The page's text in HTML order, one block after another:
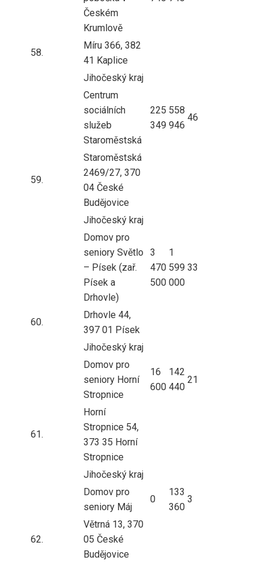
Českém
Krumlově
58.
Míru 366, 382
41 Kaplice
Jihočeský kraj
Centrum
sociálních
služeb
Staroměstská
225
349
558
946
46
59.
Staroměstská
2469/27, 370
04 České
Budějovice
Jihočeský kraj
Domov pro
seniory Světlo
– Písek (zař.
Písek a
Drhovle)
3
470
500
1
599
000
33
60.
Drhovle 44,
397 01 Písek
Jihočeský kraj
Domov pro
seniory Horní
Stropnice
16
600
142
440
21
61.
Horní
Stropnice 54,
373 35 Horní
Stropnice
Jihočeský kraj
Domov pro
seniory Máj
0
133
360
3
62.
Větrná 13, 370
05 České
Budějovice